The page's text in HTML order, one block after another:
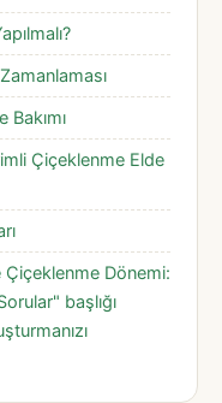
Çiçeklenme Elde
Çiçeklenme Dönemi:
başlığı